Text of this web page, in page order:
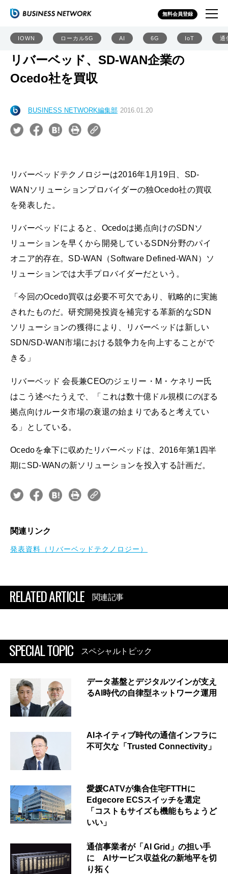
無料会員登録
IOWN ローカル5G AI 6G IoT 通
リバーベッド、SD-WAN企業の
Ocedo社を買収
BUSINESS NETWORK編集部 2016.01.20
リバーベッドテクノロジーは2016年1月19日、SD-
WANソリューションプロバイダーの独Ocedo社の買収
を発表した。
リバーベッドによると、Ocedoは拠点向けのSDNソ
リューションを早くから開発しているSDN分野のパイ
オニア的存在。SD-WAN（Software Defined-WAN）ソ
リューションでは大手プロバイダーだという。
「今回のOcedo買収は必要不可欠であり、戦略的に実施
されたものだ。研究開発投資を補完する革新的なSDN
ソリューションの獲得により、リバーベッドは新しい
SDN/SD-WAN市場における競争力を向上することがで
きる」
リバーベッド 会長兼CEOのジェリー・M・ケネリー氏
はこう述べたうえで、「これは数十億ドル規模にのぼる
拠点向けルータ市場の衰退の始まりであると考えてい
る」としている。
Ocedoを傘下に収めたリバーベッドは、2016年第1四半
期にSD-WANの新ソリューションを投入する計画だ。
関連リンク
発表資料（リバーベッドテクノロジー）
RELATED ARTICLE 関連記事
SPECIAL TOPIC スペシャルトピック
データ基盤とデジタルツインが支え
るAI時代の自律型ネットワーク運用
AIネイティブ時代の通信インフラに
不可欠な「Trusted Connectivity」
愛媛CATVが集合住宅FTTHに
Edgecore ECSスイッチを選定
「コストもサイズも機能もちょうど
いい」
通信事業者が「AI Grid」の担い手
に AIサービス収益化の新地平を切
り拓く